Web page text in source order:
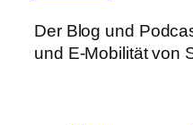
Der Blog und
und E-Mobilität von